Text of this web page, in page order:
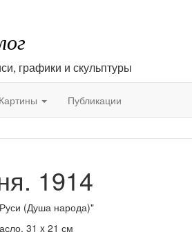
графики и скульптуры
Картины Публикации
1914
(Душа народа)"
31 x 21 см